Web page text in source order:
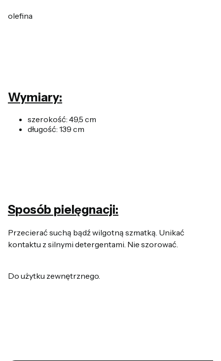
olefina
Wymiary:
szerokość: 49,5 cm
długość: 139 cm
Sposób pielęgnacji:
Przecierać suchą bądź wilgotną szmatką. Unikać
kontaktu z silnymi detergentami. Nie szorować.
Do użytku zewnętrznego.